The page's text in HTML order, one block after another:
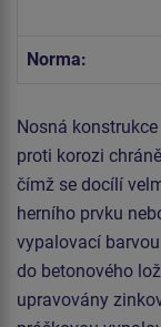
Norma:
Nosná
proti korozi
čímž se docílí
herního prvku
vypalovací
do betonového
upravovány